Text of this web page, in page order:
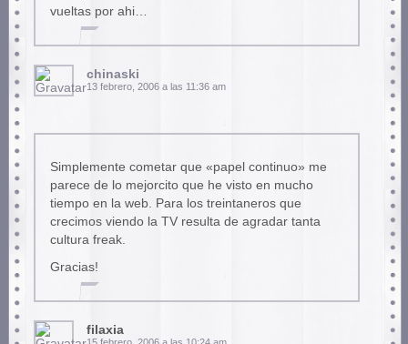
vueltas por ahi…
chinaski
13 febrero, 2006 a las 11:36 am
Simplemente cometar que «papel continuo» me
parece de lo mejorcito que he visto en mucho
tiempo en la web. Para los treintaneros que
crecimos viendo la TV resulta de agradar tanta
cultura freak.
Gracias!
filaxia